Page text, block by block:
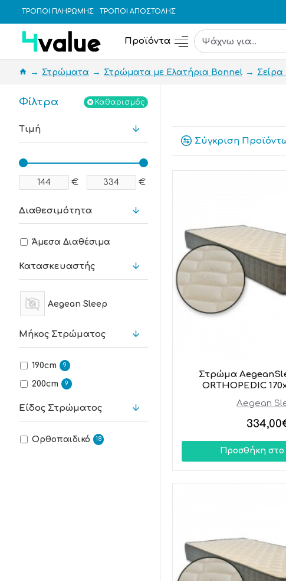
ΤΡΟΠΟΙ ΠΛΗΡΩΜΗΣ ΤΡΟΠΟΙ ΑΠΟΣΤΟΛΗΣ
Προϊόντα
Στρώματα Στρώματα με Ελατήρια Bonnel Σείρα
Φίλτρα Καθαρισμός
Τιμή
€ €
Κατασκευαστής
Aegean Sleep
Μήκος Στρώματος
190cm 9
200cm 9
Είδος Στρώματος
Ορθοπαιδικό 18
Διαθεσιμότητα
Άμεσα Διαθέσιμα
Σύγκριση
Aegean
Στρώμα
ORTHOPEDIC
Προσθήκη στο